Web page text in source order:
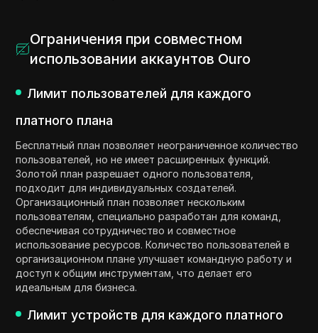
Ограничения при совместном
использовании аккаунтов Ouro
Лимит пользователей для каждого
платного плана
Бесплатный план позволяет неограниченное количество
пользователей, но не имеет расширенных функций.
Золотой план разрешает одного пользователя,
подходит для индивидуальных создателей.
Организационный план позволяет нескольким
пользователям, специально разработан для команд,
обеспечивая сотрудничество и совместное
использование ресурсов. Количество пользователей в
организационном плане улучшает командную работу и
доступ к общим инструментам, что делает его
идеальным для бизнеса.
Лимит устройств для каждого платного